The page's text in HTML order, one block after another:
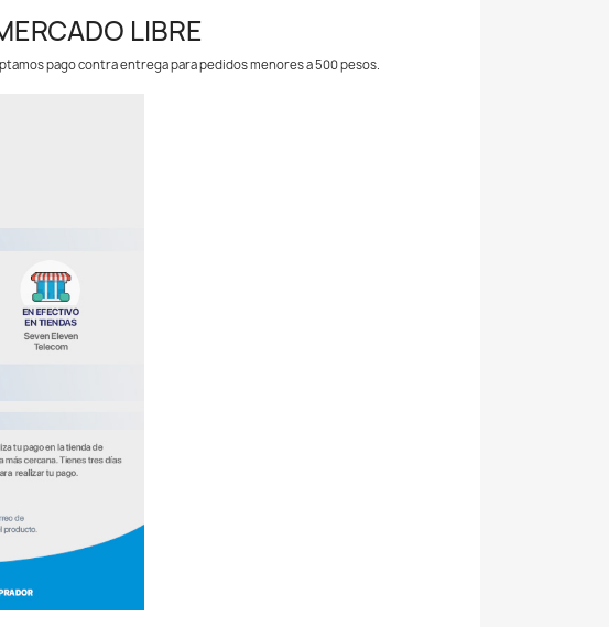
LIBRE
pago contra entrega para pedidos menores a 500 pesos.